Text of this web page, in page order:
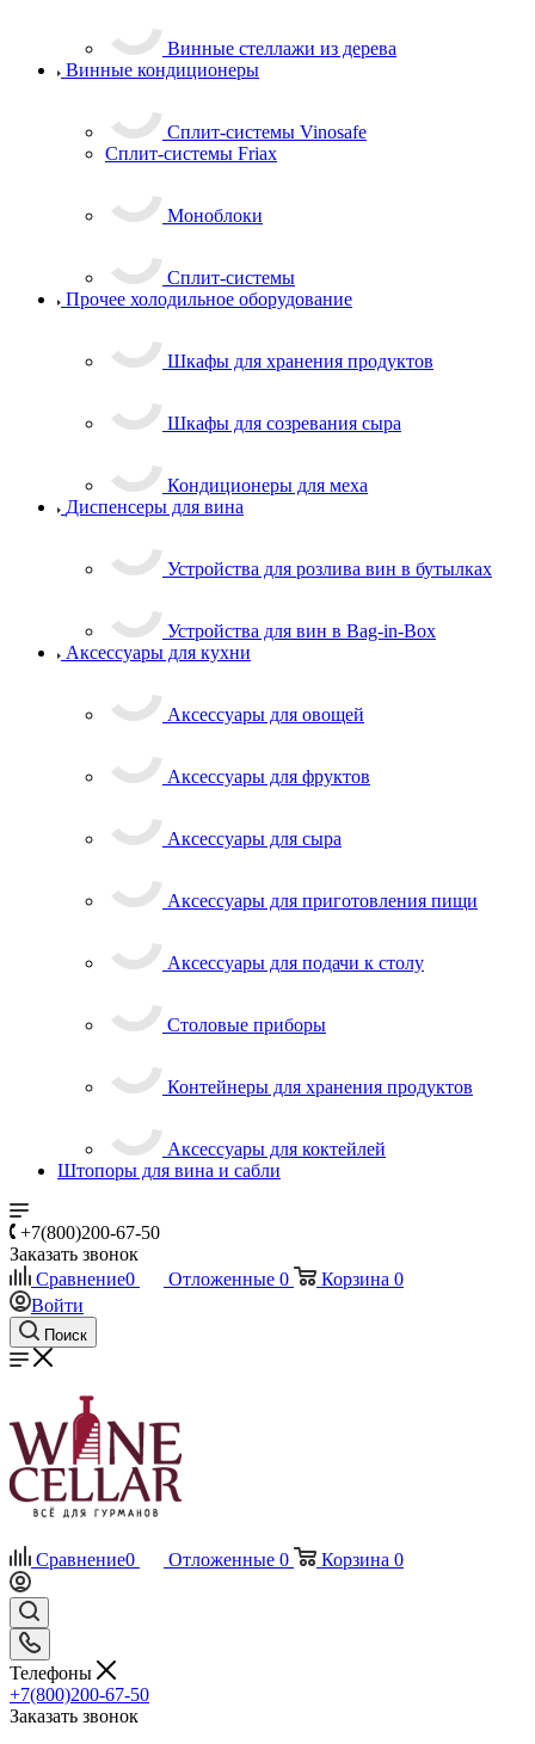
Винные стеллажи из дерева
Винные кондиционеры
Сплит-системы Vinosafe
Сплит-системы Friax
Моноблоки
Сплит-системы
Прочее холодильное оборудование
Шкафы для хранения продуктов
Шкафы для созревания сыра
Кондиционеры для меха
Диспенсеры для вина
Устройства для розлива вин в бутылках
Устройства для вин в Bag-in-Box
Аксессуары для кухни
Аксессуары для овощей
Аксессуары для фруктов
Аксессуары для сыра
Аксессуары для приготовления пищи
Аксессуары для подачи к столу
Столовые приборы
Контейнеры для хранения продуктов
Аксессуары для коктейлей
Штопоры для вина и сабли
+7(800)200-67-50
Заказать звонок
Сравнение0 Отложенные 0 Корзина 0
Войти
Поиск
Сравнение0 Отложенные 0 Корзина 0
Телефоны
+7(800)200-67-50
Заказать звонок